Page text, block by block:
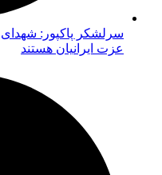
سرلشکر پاکپور:
عزت ایرانیان هستند